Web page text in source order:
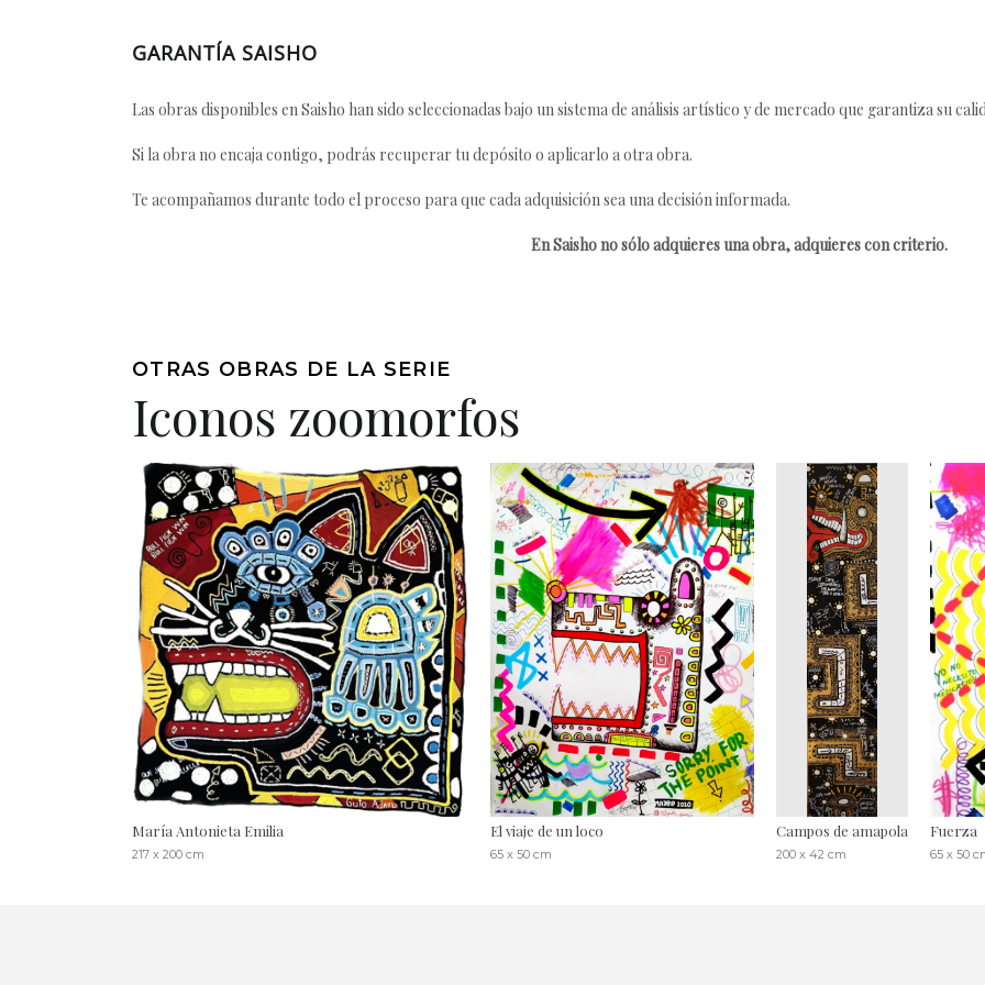
GARANTÍA SAISHO
Las obras disponibles en Saisho han sido seleccionadas bajo un sistema de análisis artístico y de mercado que garantiza su
Si la obra no encaja contigo, podrás recuperar tu depósito o aplicarlo a otra obra.
Te acompañamos durante todo el proceso para que cada adquisición sea una decisión informada.
En Saisho no sólo adquieres una obra, adquieres con criterio.
OTRAS OBRAS DE LA SERIE
Iconos zoomorfos
María Antonieta Emilia
217 x 200 cm
El viaje de un loco
65 x 50 cm
Campos de amapola
200 x 42 cm
Fuerza
65 x 50